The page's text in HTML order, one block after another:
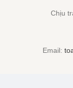
Chịu
Email: